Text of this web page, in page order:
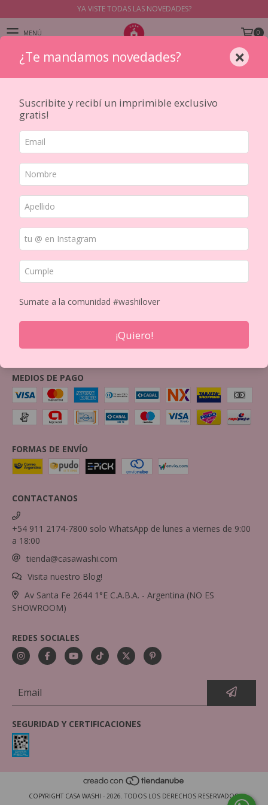
YA VISTE TODAS LAS NOVEDADES?
MENÚ 0
PRODUCTOS
Lapiceras estilograficas
No tenemos resultados para tu
búsqueda. Por favor, intentá con otros
filtros.
NAVEGACIÓN
Cómo comprar
Seguimiento Correo Argentino
Unifica tus pedidos con nuestra
Política de Privacidad
Política de Devolución Mayorista
Imprimi tus Washis! Contactanos por mail
MEDIOS DE PAGO
FORMAS DE ENVÍO
CONTACTANOS
+54 911 2174-7800 solo WhatsApp de lunes a viernes de 9:00
a 18:00
tienda@casawashi.com
Visita nuestro Blog!
Av Santa Fe 2644 1°E C.A.B.A. - Argentina (NO ES
SHOWROOM)
REDES SOCIALES
SEGURIDAD Y CERTIFICACIONES
COPYRIGHT CASA WASHI - 2026. TODOS LOS DERECHOS RESERVADOS.
¿Te mandamos novedades? ×
Suscribite y recibí un imprimible exclusivo
gratis!
Sumate a la comunidad #washilover
¡Quiero!